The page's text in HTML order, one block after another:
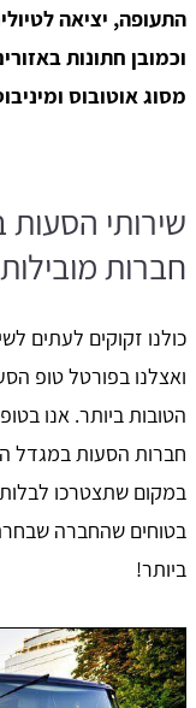
התעופה, יציאה
וכמובן חתונות
מסוג אוטובוס
שירותי
חברות מובילות
כולנו זקוקים לעתים
ואצלנו בפורטל טופ
הטובות ביותר. אנו
חברות הסעות במגדל
במקום שתצטרכו לבלות
בטוחים שהחברה
ביותר!